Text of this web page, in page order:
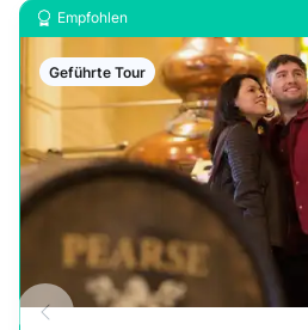
Empfohlen
Geführte Tour